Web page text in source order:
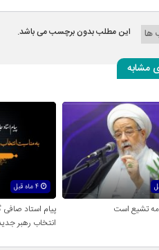
ها این مطلب بدون برچسب می باشد.
مشابه
تشیع است
4 ماه قبل
پیام استاد صافی
انتخاب رهبر